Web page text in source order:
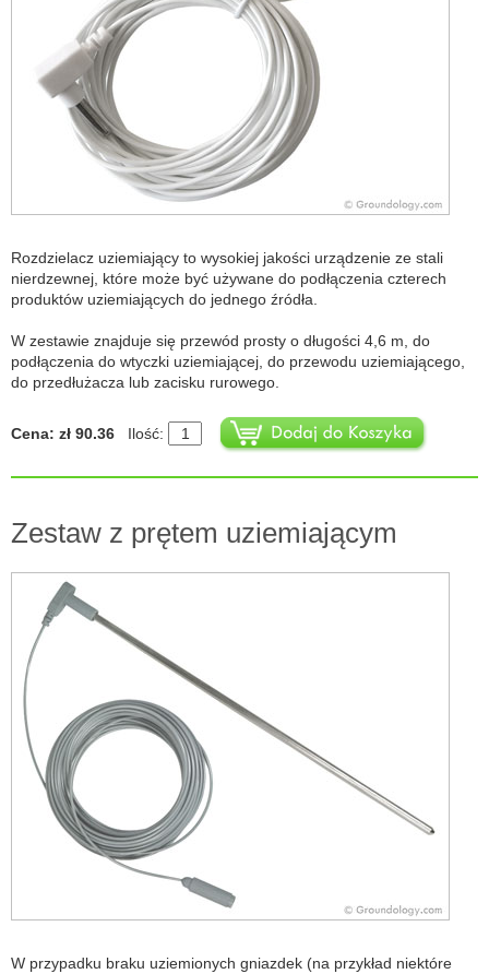
Rozdzielacz uziemiający to wysokiej jakości urządzenie ze stali
nierdzewnej, które może być używane do podłączenia czterech
produktów uziemiających do jednego źródła.
W zestawie znajduje się przewód prosty o długości 4,6 m, do
podłączenia do wtyczki uziemiającej, do przewodu uziemiającego,
do przedłużacza lub zacisku rurowego.
Cena: zł 90.36 Ilość:
Zestaw z prętem uziemiającym
W przypadku braku uziemionych gniazdek (na przykład niektóre